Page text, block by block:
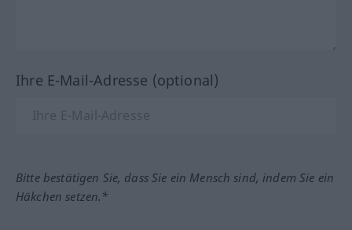
Ihre E-Mail-Adresse (optional)
Bitte bestätigen Sie, dass Sie ein Mensch sind, indem Sie ein
Häkchen setzen.*